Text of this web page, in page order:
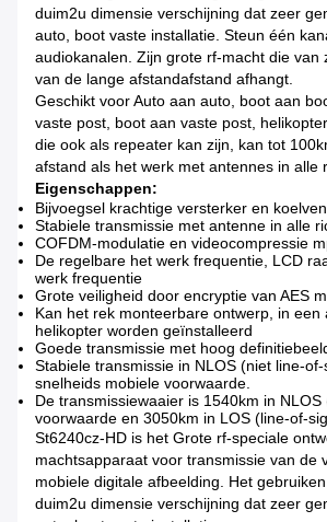
duim2u dimensie verschijning dat zeer
auto, boot vaste installatie. Steun één
audiokanalen. Zijn grote rf-macht die van
van de lange afstandafstand afhangt.
Geschikt voor Auto aan auto, boot aan
vaste post, boot aan vaste post,
die ook als repeater kan zijn, kan tot
afstand als het werk met antennes in alle
Eigenschappen:
Bijvoegsel krachtige versterker en
Stabiele transmissie met antenne in alle
COFDM-modulatie en videocompressie
De regelbare het werk frequentie, LCD
werk frequentie
Grote veiligheid door encryptie van AES
Kan het rek monteerbare ontwerp, in een
helikopter worden geïnstalleerd
Goede transmissie met hoog
Stabiele transmissie in NLOS (niet line-
snelheids mobiele voorwaarde.
De transmissiewaaier is 1540km in
voorwaarde en 3050km in LOS (line-of-
St6240cz-HD is het Grote rf-speciale
machtsapparaat voor transmissie van de
mobiele digitale afbeelding. Het
duim2u dimensie verschijning dat zeer